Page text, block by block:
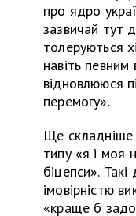
про ядро
зазвичай тут
толеруються
навіть
відновлююся
перемогу».
Ще складніше
типу «я і моя
біцепси». Такі
імовірністю
«краще б